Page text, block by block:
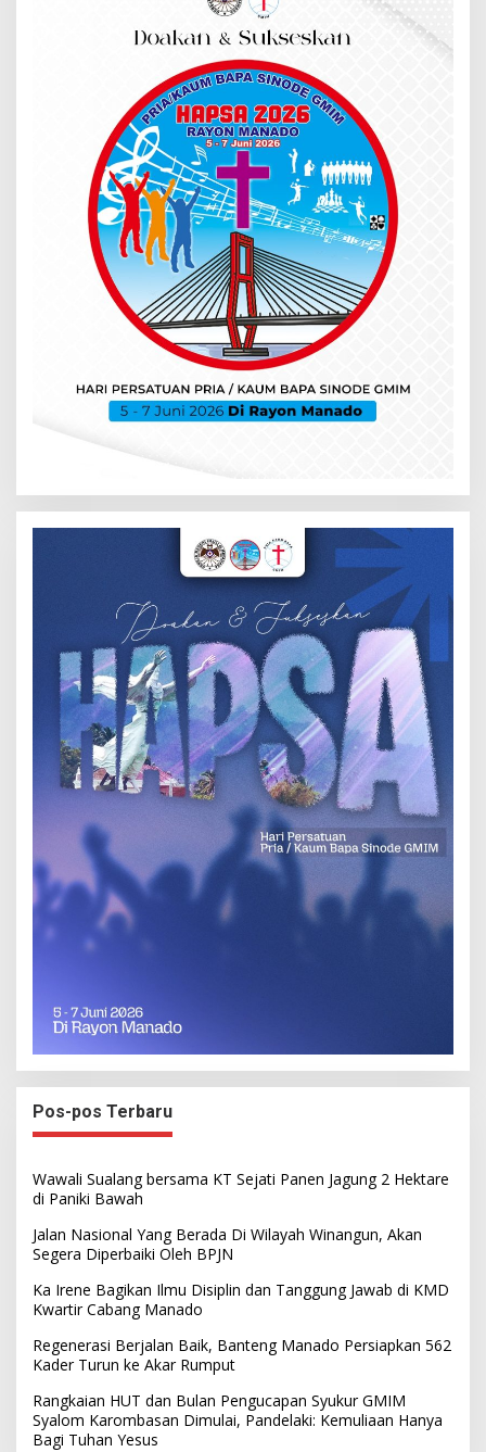
Pos-pos Terbaru
Wawali Sualang bersama KT Sejati Panen Jagung 2 Hektare
di Paniki Bawah
Jalan Nasional Yang Berada Di Wilayah Winangun, Akan
Segera Diperbaiki Oleh BPJN
Ka Irene Bagikan Ilmu Disiplin dan Tanggung Jawab di KMD
Kwartir Cabang Manado
Regenerasi Berjalan Baik, Banteng Manado Persiapkan 562
Kader Turun ke Akar Rumput
Rangkaian HUT dan Bulan Pengucapan Syukur GMIM
Syalom Karombasan Dimulai, Pandelaki: Kemuliaan Hanya
Bagi Tuhan Yesus